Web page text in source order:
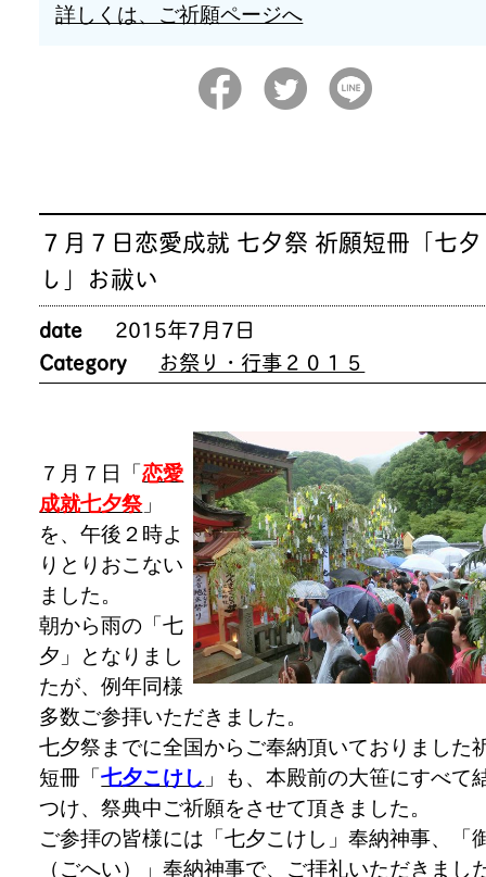
詳しくは、ご祈願ページへ
７月７日恋愛成就 七夕祭 祈願短冊「七
し」お祓い
date
2015年7月7日
Category
お祭り・行事２０１５
７月７日「恋愛
成就七夕祭」
を、午後２時よ
りとりおこない
ました。
朝から雨の「七
夕」となりまし
たが、例年同様
多数ご参拝いただきました。
七夕祭までに全国からご奉納頂いておりました
短冊「七夕こけし 」も、本殿前の大笹にすべて
つけ、祭典中ご祈願をさせて頂きました。
ご参拝の皆様には「七夕こけし」奉納神事、「
（ごへい）」奉納神事で、ご拝礼いただきまし